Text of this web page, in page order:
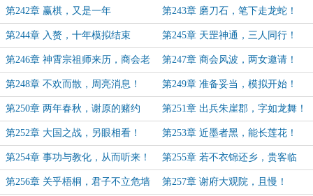
第242章 赢棋，又是一年 第243章 磨刀石，笔下走龙蛇！
第244章 入赘，十年模拟结束 第245章 天罡神通，三人同行！
第246章 神霄宗祖师来历，商会老
板娘！
第247章 商会风波，两女邀请！
第248章 不欢而散，周亮消息！ 第249章 准备妥当，模拟开始！
第250章 两年春秋，谢原的赌约 第251章 出兵朱崖郡，字如龙舞！
第252章 大国之战，另眼相看！ 第253章 近墨者黑，能长莲花！
第254章 事功与教化，从而听来！ 第255章 若不衣锦还乡，贵客临
门！
第256章 关乎梧桐，君子不立危墙 第257章 谢府大观院，且慢！